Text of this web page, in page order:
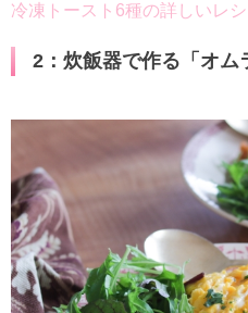
冷凍トースト6種の詳しいレシ
2：炊飯器で作る「オム